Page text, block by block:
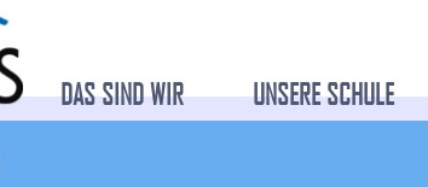
DAS SIND WIR UNSERE SCHULE